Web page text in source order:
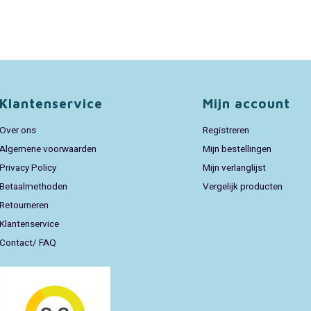
Klantenservice
Over ons
Algemene voorwaarden
Privacy Policy
Betaalmethoden
Retourneren
Klantenservice
Contact/ FAQ
Mijn account
Registreren
Mijn bestellingen
Mijn verlanglijst
Vergelijk producten